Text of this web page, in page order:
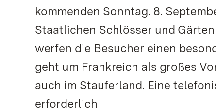
kommenden Sonntag. 8.
Staatlichen Schlösser und
werfen die Besucher einen
geht um Frankreich als großes
auch im Stauferland. Eine
erforderlich